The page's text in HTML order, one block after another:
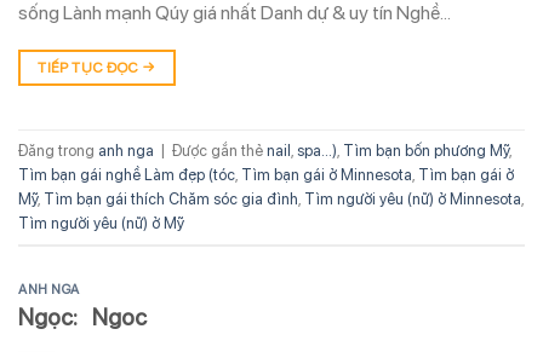
sống Lành mạnh Qúy giá nhất Danh dự & uy tín Nghề…
TIẾP TỤC ĐỌC →
Đăng trong anh nga | Được gắn thẻ nail spa...) Tìm bạn bốn phương Mỹ,
Tìm bạn gái nghề Làm đẹp (tóc Tìm bạn gái ở Minnesota Tìm bạn gái ở
Mỹ, Tìm bạn gái thích Chăm sóc gia đình Tìm người yêu (nữ) ở Minnesota
Tìm người yêu (nữ) ở Mỹ
ANH NGA
Ngọc: Ngoc